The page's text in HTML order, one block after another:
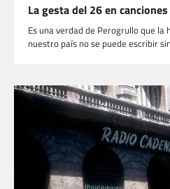
La gesta del 26 en canciones
Es una verdad de Perogrullo que
nuestro país no se puede escribir